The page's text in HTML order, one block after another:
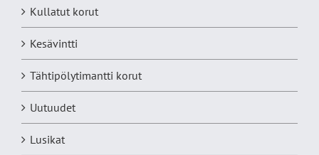
Kullatut korut
Kesävintti
Tähtipölytimantti korut
Uutuudet
Lusikat